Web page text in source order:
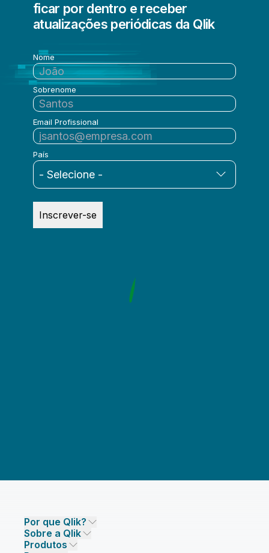
ficar por dentro e receber
atualizações periódicas da Qlik
Nome
Sobrenome
Email Profissional
País
Inscrever-se
Por que Qlik?
Por que Qlik
Confiança e Segurança
Sobre a Qlik
Empresa
Produtos